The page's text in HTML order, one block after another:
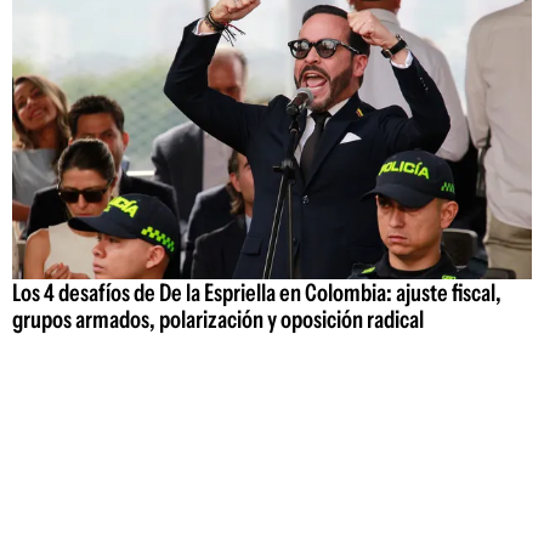
Los 4 desafíos de De la Espriella en Colombia: ajuste fiscal,
grupos armados, polarización y oposición radical